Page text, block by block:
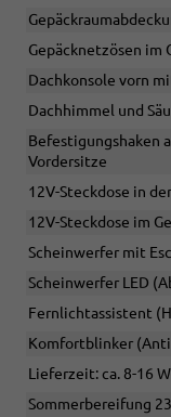
Gepäcknetzösen im
Dachkonsole vorn
Dachhimmel und
Befestigungshaken
Vordersitze
12V-Steckdose in
12V-Steckdose im
Scheinwerfer mit
Scheinwerfer LED
Fernlichtassistent
Komfortblinker
Lieferzeit: ca. 8-16
Sommerbereifung